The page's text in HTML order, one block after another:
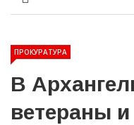
ПРОКУРАТУРА
В
ветераны